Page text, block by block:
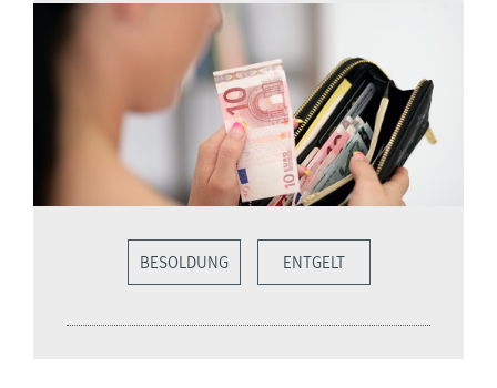
BESOLDUNG ENTGELT